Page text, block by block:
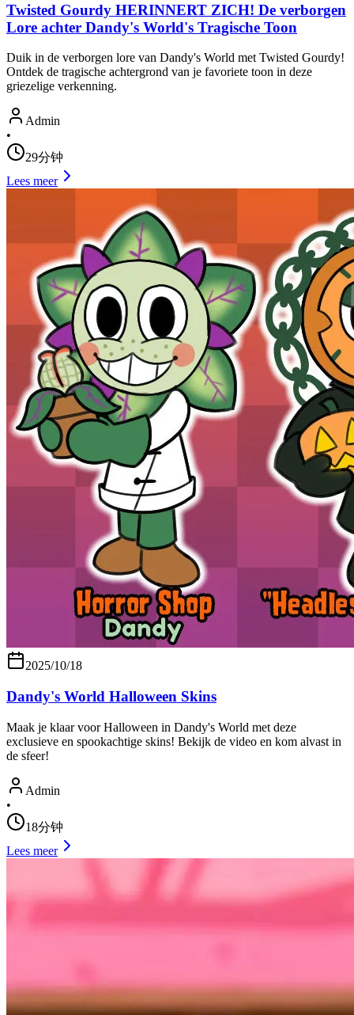
Twisted Gourdy HERINNERT ZICH! De verborgen
Lore achter Dandy's World's Tragische Toon
Duik in de verborgen lore van Dandy's World met Twisted Gourdy!
Ontdek de tragische achtergrond van je favoriete toon in deze
griezelige verkenning.
Admin
•
29分钟
Lees meer
2025/10/18
Dandy's World Halloween Skins
Maak je klaar voor Halloween in Dandy's World met deze
exclusieve en spookachtige skins! Bekijk de video en kom alvast in
de sfeer!
Admin
•
18分钟
Lees meer